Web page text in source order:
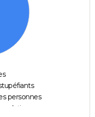
personnes